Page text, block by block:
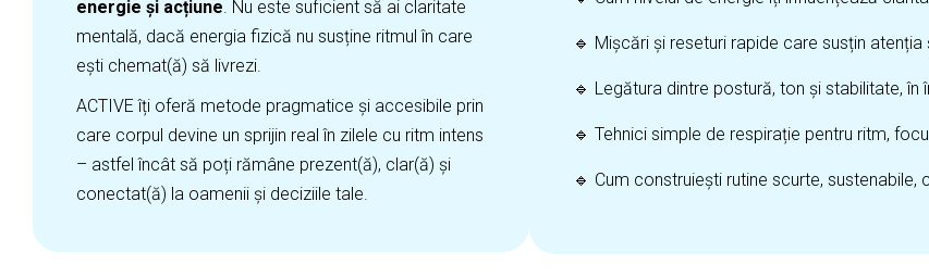
energie și acțiune . Nu este suficient să ai claritate
mentală, dacă energia fizică nu susține ritmul în care
ești chemat(ă) să livrezi.
ACTIVE îți oferă metode pragmatice și accesibile prin
care corpul devine un sprijin real în zilele cu ritm intens
– astfel încât să poți rămâne prezent(ă), clar(ă) și
conectat(ă) la oamenii și deciziile tale.
🔹 Mișcări și reseturi rapide care susțin
🔹 Legătura dintre postură, ton și stabilitate, în
🔹 Tehnici simple de respirație pentru ritm,
🔹 Cum construiești rutine scurte,